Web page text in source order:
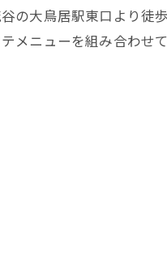
の大鳥居駅東口より徒
メニューを組み合わせ